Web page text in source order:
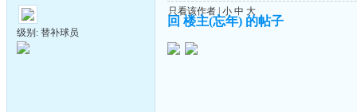
级别: 替补球员
只看该作者| 小 中 大
回 楼主(忘年) 的帖子